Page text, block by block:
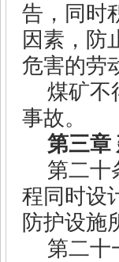
告，同时
因素，防
危害的劳
煤矿不
事故。
第三章
第二十
程同时设
防护设施
第二十